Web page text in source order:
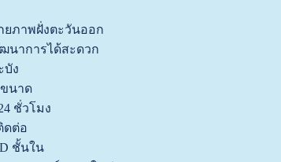
ภาพฝั่งตะวันออก
นาการได้สะดวก
บัง
นาด
ชั่วโมง
ดต่อ
ชั้นใน